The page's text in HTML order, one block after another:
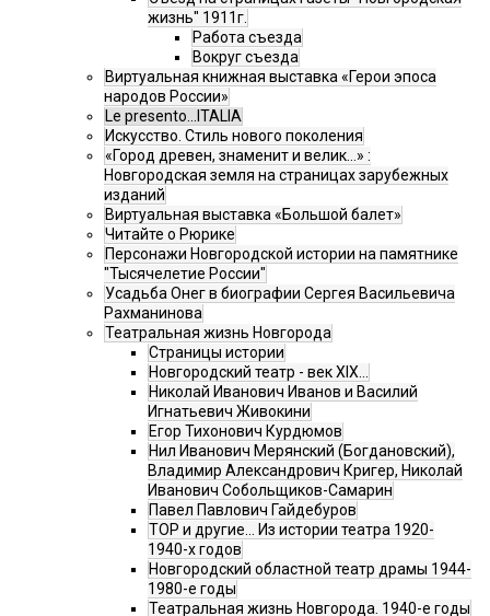
жизнь" 1911г.
Работа съезда
Вокруг съезда
Виртуальная книжная выставка «Герои эпоса
народов России»
Le presento...ITALIA
Искусство. Стиль нового поколения
«Город древен, знаменит и велик…» :
Новгородская земля на страницах зарубежных
изданий
Виртуальная выставка «Большой балет»
Читайте о Рюрике
Персонажи Новгородской истории на памятнике
"Тысячелетие России"
Усадьба Онег в биографии Сергея Васильевича
Рахманинова
Театральная жизнь Новгорода
Страницы истории
Новгородский театр - век XIX…
Николай Иванович Иванов и Василий
Игнатьевич Живокини
Егор Тихонович Курдюмов
Нил Иванович Мерянский (Богдановский),
Владимир Александрович Кригер, Николай
Иванович Собольщиков-Самарин
Павел Павлович Гайдебуров
ТОР и другие… Из истории театра 1920-
1940-х годов
Новгородский областной театр драмы 1944-
1980-е годы
Театральная жизнь Новгорода. 1940-е годы